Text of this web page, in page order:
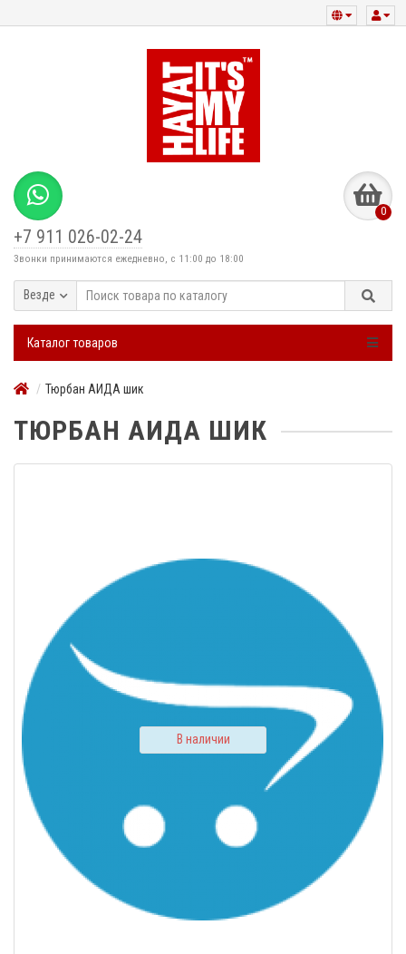
+7 911 026-02-24
Звонки принимаются ежедневно, с 11:00 до 18:00
0
Везде
Каталог товаров
Тюрбан АИДА шик
ТЮРБАН АИДА ШИК
В наличии